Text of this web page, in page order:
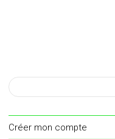
Créer mon compte